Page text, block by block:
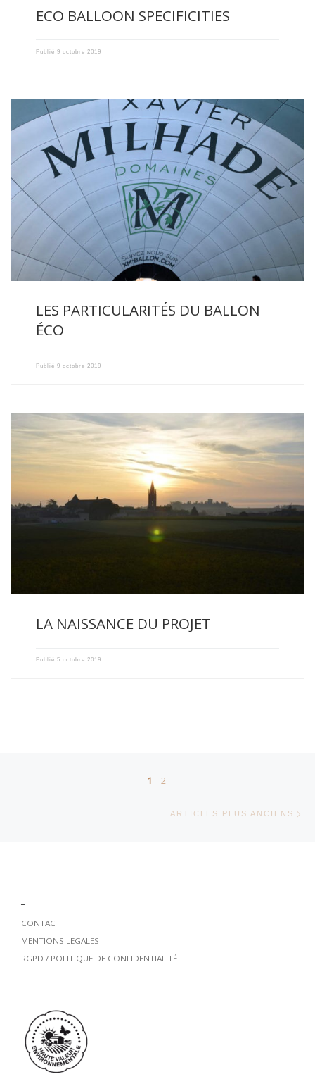
ECO BALLOON SPECIFICITIES
Publié 9 octobre 2019
Le Ballon des Domaines Xavier Milhade, premier ballon Ecologique
made […]
LES PARTICULARITÉS DU BALLON
ÉCO
Publié 9 octobre 2019
L’histoire du ballon des Domaines Xavier Milhade a débuté en […]
LA NAISSANCE DU PROJET
Publié 5 octobre 2019
1 2
ARTICLES PLUS ANCIENS
CONTACT
MENTIONS LEGALES
RGPD / POLITIQUE DE CONFIDENTIALITÉ